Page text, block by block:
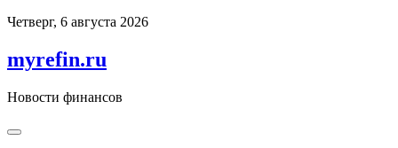
Перейти
содержимому
Четверг, 6 августа 2026
myrefin.ru
Новости финансов